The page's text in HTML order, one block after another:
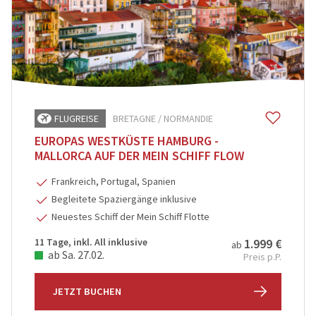
Städte, Kultur & Events(0)
Tagesfahrten(0)
Vorteilsreisen(0)
Wanderreise(0)
Weihnachts- & Festtagsreisen
Weihnachtsmärkte(0)
Winter- & Frühjahrsreisen
PREIS
REISEDAUER
FLUGREISE BRETAGNE / NORMANDIE
EUROPAS WESTKÜSTE HAMBURG -
MALLORCAAUF DER MEIN SCHIFF FLOW
Frankreich, Portugal, Spanien
Begleitete Spaziergänge inklusive
Neuestes Schiff der Mein Schiff Flotte
11 Tage, inkl. All inklusive
ab Sa. 27.02.
ab 1.999 €
Preis p.P.
JETZT BUCHEN